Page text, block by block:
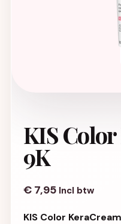
KIS
9K
€ 7,95 Incl btw
KIS Color